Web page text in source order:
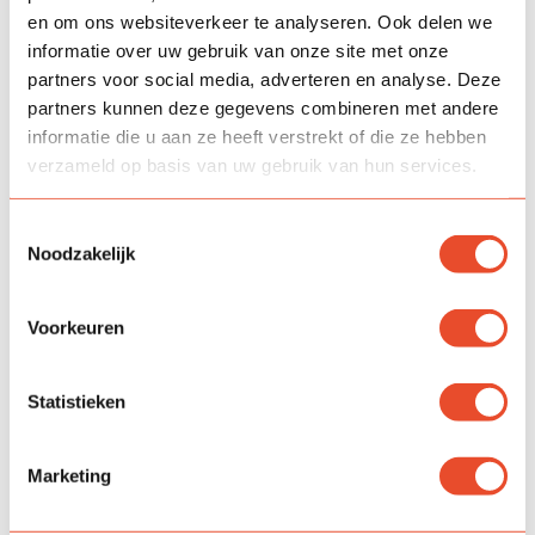
en om ons websiteverkeer te analyseren. Ook delen we
informatie over uw gebruik van onze site met onze
partners voor social media, adverteren en analyse. Deze
partners kunnen deze gegevens combineren met andere
informatie die u aan ze heeft verstrekt of die ze hebben
verzameld op basis van uw gebruik van hun services.
Noodzakelijk
Voorkeuren
Statistieken
Marketing
Locatie Jancko Douwamastraat
Groep Groen: 4-6 jaar
Groep Oranje: 6-8 jaar
Groep Rood: 8-10 jaar
Groep Geel: 10-12 jaar
Groepen
Wij geloven in de kracht van verbinding! Samen werken en